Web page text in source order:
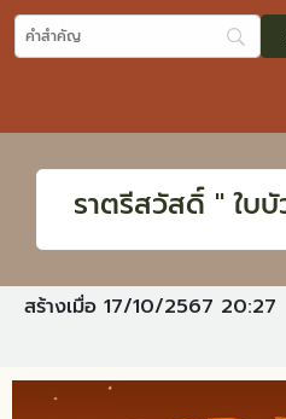
ราตรีสวัสดิ์ " ใบ
สร้างเมื่อ 17/10/2567 20:27